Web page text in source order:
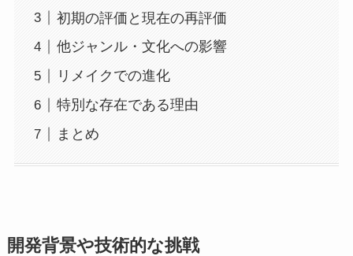
初期の評価と現在の再評価
他ジャンル・文化への影響
リメイクでの進化
特別な存在である理由
まとめ
開発背景や技術的な挑戦